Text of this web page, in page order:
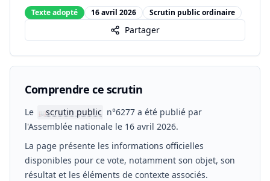
Texte adopté 16 avril 2026 Scrutin public ordinaire
Partager
Comprendre ce scrutin
Le 📖scrutin public n°6277 a été publié par
l'Assemblée nationale le 16 avril 2026.
La page présente les informations officielles
disponibles pour ce vote, notamment son objet, son
résultat et les éléments de contexte associés.